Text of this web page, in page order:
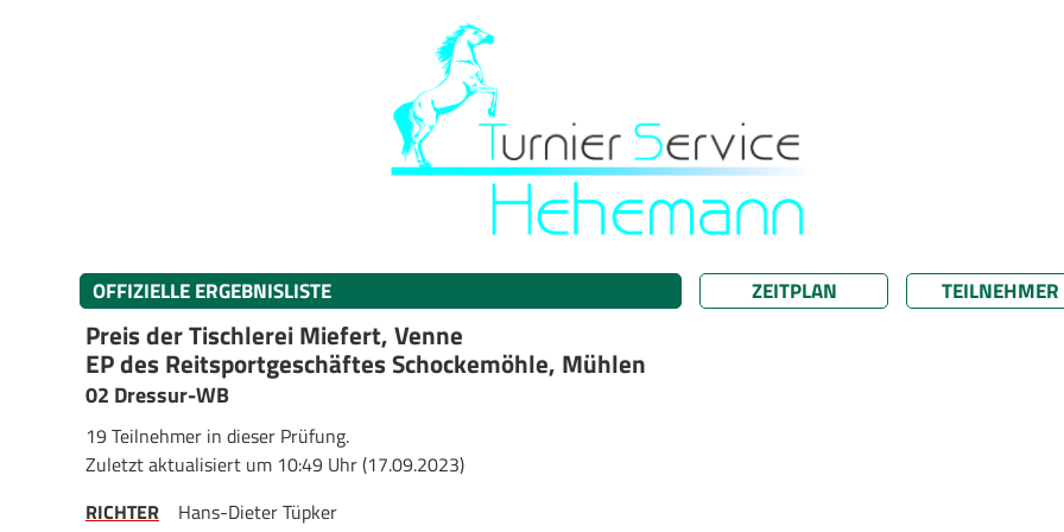
OFFIZIELLE ERGEBNISLISTE ZEITPLAN TEILNEHMER
Preis der Tischlerei Miefert, Venne
EP des Reitsportgeschäftes Schockemöhle, Mühlen
02 Dressur-WB
19 Teilnehmer in dieser Prüfung.
Zuletzt aktualisiert um 10:49 Uhr (17.09.2023)
RICHTER
Hans-Dieter Tüpker